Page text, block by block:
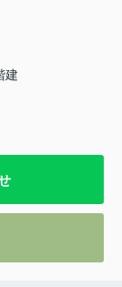
建